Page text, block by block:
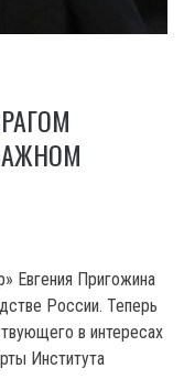
Евгения Пригожина
России. Теперь
в интересах
Института